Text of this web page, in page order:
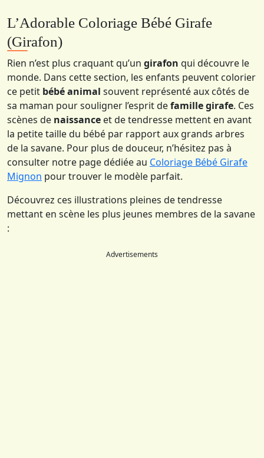
L’Adorable Coloriage Bébé Girafe
(Girafon)
Rien n’est plus craquant qu’un girafon qui découvre le
monde. Dans cette section, les enfants peuvent colorier
ce petit bébé animal souvent représenté aux côtés de
sa maman pour souligner l’esprit defamille girafe. Ces
scènes de naissance et de tendresse mettent en avant
la petite taille du bébé par rapport aux grands arbres
de la savane. Pour plus de douceur, n’hésitez pas à
consulter notre page dédiée au Coloriage Bébé Girafe
Mignon pour trouver le modèle parfait.
Découvrez ces illustrations pleines de tendresse
mettant en scène les plus jeunes membres de la savane
:
Advertisements